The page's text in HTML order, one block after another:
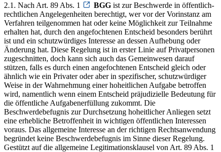
2.1. Nach Art. 89 Abs. 1 BGG ist zur Beschwerde in öffentlich-
rechtlichen Angelegenheiten berechtigt, wer vor der Vorinstanz am
Verfahren teilgenommen hat oder keine Möglichkeit zur Teilnahme
erhalten hat, durch den angefochtenen Entscheid besonders berührt
ist und ein schutzwürdiges Interesse an dessen Aufhebung oder
Änderung hat. Diese Regelung ist in erster Linie auf Privatpersonen
zugeschnitten, doch kann sich auch das Gemeinwesen darauf
stützen, falls es durch einen angefochtenen Entscheid gleich oder
ähnlich wie ein Privater oder aber in spezifischer, schutzwürdiger
Weise in der Wahrnehmung einer hoheitlichen Aufgabe betroffen
wird, namentlich wenn einem Entscheid präjudizielle Bedeutung für
die öffentliche Aufgabenerfüllung zukommt. Die
Beschwerdebefugnis zur Durchsetzung hoheitlicher Anliegen setzt
eine erhebliche Betroffenheit in wichtigen öffentlichen Interessen
voraus. Das allgemeine Interesse an der richtigen Rechtsanwendung
begründet keine Beschwerdebefugnis im Sinne dieser Regelung.
Gestützt auf die allgemeine Legitimationsklausel von Art. 89 Abs. 1